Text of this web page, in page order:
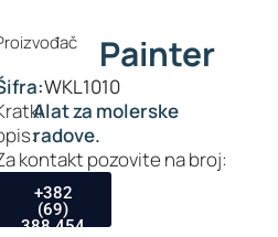
Painter
WKL1010
Alat za molerske
radove.
kontakt pozovite na broj:
+382
(69)
388 454